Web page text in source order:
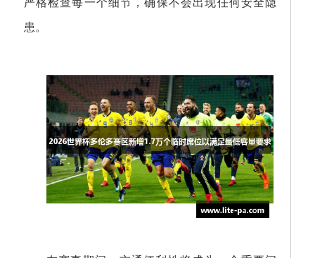
严格检查每一个细节，确保不会出现任何安全隐
患。